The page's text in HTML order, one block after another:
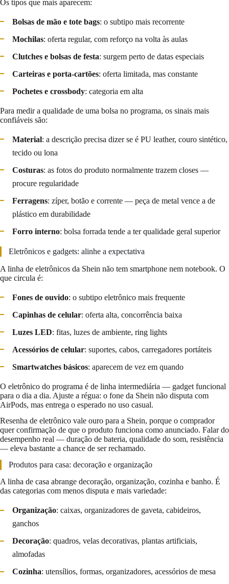
Os tipos que mais aparecem:
Bolsas de mão e tote bags: o subtipo mais recorrente
Mochilas: oferta regular, com reforço na volta às aulas
Clutches e bolsas de festa: surgem perto de datas especiais
Carteiras e porta-cartões: oferta limitada, mas constante
Pochetes e crossbody: categoria em alta
Para medir a qualidade de uma bolsa no programa, os sinais mais
confiáveis são:
Material: a descrição precisa dizer se é PU leather, couro sintético,
tecido ou lona
Costuras: as fotos do produto normalmente trazem closes —
procure regularidade
Ferragens: zíper, botão e corrente — peça de metal vence a de
plástico em durabilidade
Forro interno: bolsa forrada tende a ter qualidade geral superior
Eletrônicos e gadgets: alinhe a expectativa
A linha de eletrônicos da Shein não tem smartphone nem notebook. O
que circula é:
Fones de ouvido: o subtipo eletrônico mais frequente
Capinhas de celular: oferta alta, concorrência baixa
Luzes LED: fitas, luzes de ambiente, ring lights
Acessórios de celular: suportes, cabos, carregadores portáteis
Smartwatches básicos: aparecem de vez em quando
O eletrônico do programa é de linha intermediária — gadget funcional
para o dia a dia. Ajuste a régua: o fone da Shein não disputa com
AirPods, mas entrega o esperado no uso casual.
Resenha de eletrônico vale ouro para a Shein, porque o comprador
quer confirmação de que o produto funciona como anunciado. Falar do
desempenho real — duração de bateria, qualidade do som, resistência
— eleva bastante a chance de ser rechamado.
Produtos para casa: decoração e organização
A linha de casa abrange decoração, organização, cozinha e banho. É
das categorias com menos disputa e mais variedade:
Organização: caixas, organizadores de gaveta, cabideiros,
ganchos
Decoração: quadros, velas decorativas, plantas artificiais,
almofadas
Cozinha: utensílios, formas, organizadores, acessórios de mesa